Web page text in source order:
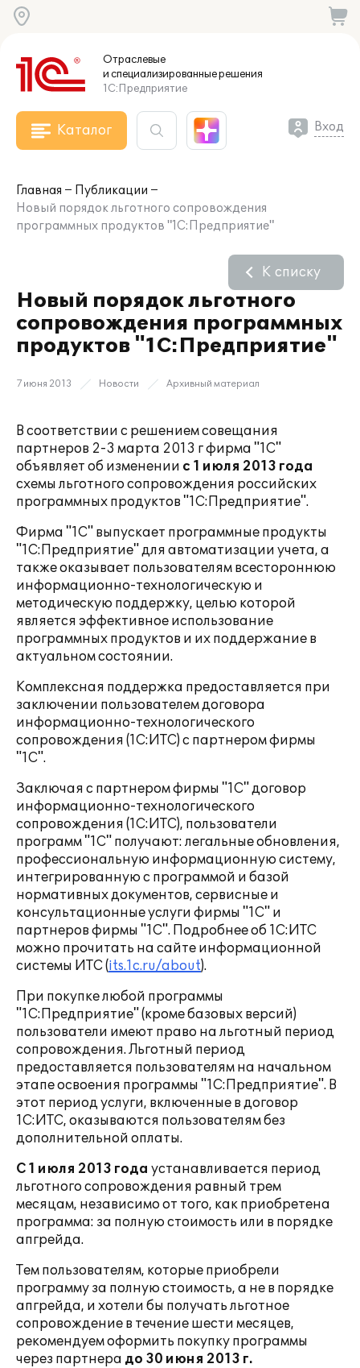
Отраслевые
и специализированныерешения
1С:Предприятие
Каталог Вход
Главная
Публикации
Новый порядок льготного сопровождения
программных продуктов "1С:Предприятие"
Новый порядок льготного
сопровождения программных
продуктов "1С:Предприятие"
К списку
7 июня 2013 Новости Архивный материал
В соответствии с решением совещания
партнеров 2-3 марта 2013 г фирма "1С"
объявляет об изменении с 1 июля 2013 года
схемы льготного сопровождения российских
программных продуктов "1С:Предприятие".
Фирма "1С" выпускает программные продукты
"1С:Предприятие" для автоматизации учета, а
также оказывает пользователям всестороннюю
информационно-технологическую и
методическую поддержку, целью которой
является эффективное использование
программных продуктов и их поддержание в
актуальном состоянии.
Комплексная поддержка предоставляется при
заключении пользователем договора
информационно-технологического
сопровождения (1С:ИТС) с партнером фирмы
"1С".
Заключая с партнером фирмы "1С" договор
информационно-технологического
сопровождения (1С:ИТС), пользователи
программ "1С" получают: легальные обновления,
профессиональную информационную систему,
интегрированную с программой и базой
нормативных документов, сервисные и
консультационные услуги фирмы "1С" и
партнеров фирмы "1С". Подробнее об 1С:ИТС
можно прочитать на сайте информационной
системы ИТС (its.1c.ru/about).
При покупке любой программы
"1С:Предприятие" (кроме базовых версий)
пользователи имеют право на льготный период
сопровождения. Льготный период
предоставляется пользователям на начальном
этапе освоения программы "1С:Предприятие". В
этот период услуги, включенные в договор
1С:ИТС, оказываются пользователям без
дополнительной оплаты.
С 1 июля 2013 года устанавливается период
льготного сопровождения равный трем
месяцам, независимо от того, как приобретена
программа: за полную стоимость или в порядке
апгрейда.
Тем пользователям, которые приобрели
программу за полную стоимость, а не в порядке
апгрейда, и хотели бы получать льготное
сопровождение в течение шести месяцев,
рекомендуем оформить покупку программы
через партнера до 30 июня 2013 г.